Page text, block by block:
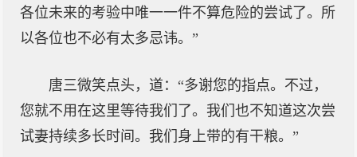
各位未来的考验中唯一一件不算危险的尝试了。所
以各位也不必有太多忌讳。”
唐三微笑点头，道：“多谢您的指点。不过，
您就不用在这里等待我们了。我们也不知道这次尝
试妻持续多长时间。我们身上带的有干粮。”